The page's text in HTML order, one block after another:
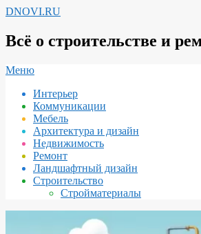
Перейти
содержимому
DNOVI.RU
Всё о строительстве и
Вторичное
навигации
Меню
Интерьер
Коммуникации
Мебель
Архитектура и дизайн
Недвижимость
Ремонт
Ландшафтный дизайн
Строительство
Стройматериалы